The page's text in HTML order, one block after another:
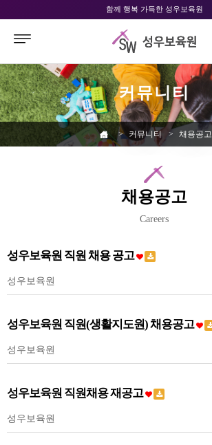
함께 행복 가득한 성우보육원
커뮤니티
> 커뮤니티 > 채용공고
채용공고
Careers
성우보육원 직원 채용 공고
성우보육원
성우보육원 직원(생활지도원) 채용공고
성우보육원
성우보육원 직원채용 재공고
성우보육원